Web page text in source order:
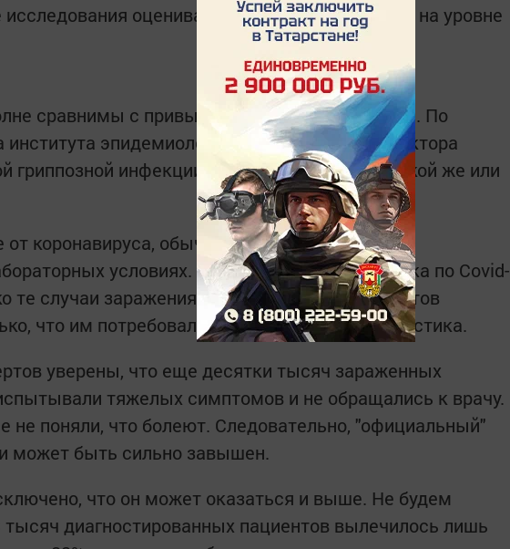
оценивают летальность Covid-19 на уровне
сравнимы с привычным сезонным вирусом. По
эпидемиологии и микробиологии Виктора
гриппозной инфекции летальность бывает такой же или
от коронавируса, обычный грипп крайне редко
условиях. А официальная статистика по Covid-
те случаи заражения, когда состояние пациентов
что им потребовалась лабораторная диагностика.
уверены, что еще десятки тысяч зараженных
тяжелых симптомов и не обращались к врачу.
не поняли, что болеют. Следовательно, "официальный"
может быть сильно завышен.
что он может оказаться и выше. Не будем
тысяч диагностированных пациентов вылечилось лишь